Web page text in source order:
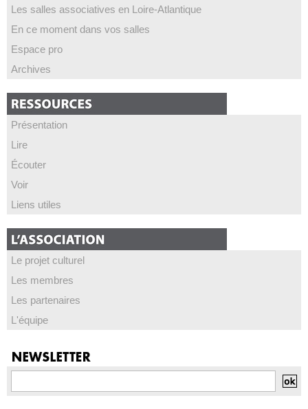
Les salles associatives en Loire-Atlantique
En ce moment dans vos salles
Espace pro
Archives
Présentation
Lire
Écouter
Voir
Liens utiles
Le projet culturel
Les membres
Les partenaires
L'équipe